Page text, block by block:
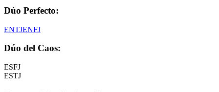
Dúo Perfecto:
ENTJENFJ
Dúo del Caos:
ESFJ
ESTJ